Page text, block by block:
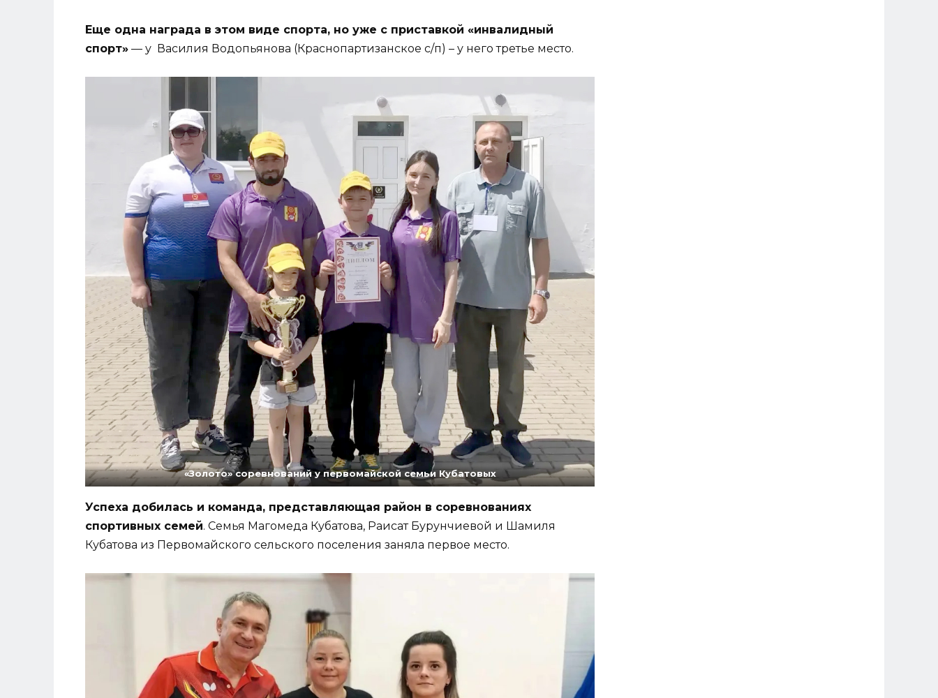
Еще одна награда в этом виде спорта, но уже с приставкой «инвалидный
спорт» — у Василия Водопьянова (Краснопартизанское с/п) – у него третье место.
«Золото» соревнований у первомайской семьи Кубатовых
Успеха добилась и команда, представляющая район в соревнованиях
спортивных семей. Семья Магомеда Кубатова, Раисат Бурунчиевой и Шамиля
Кубатова из Первомайского сельского поселения заняла первое место.